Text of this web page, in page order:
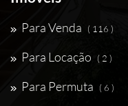
Para Venda ( 116 )
Para Locação ( 2 )
Para Permuta ( 6 )